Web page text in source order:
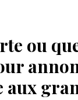
ou
aux